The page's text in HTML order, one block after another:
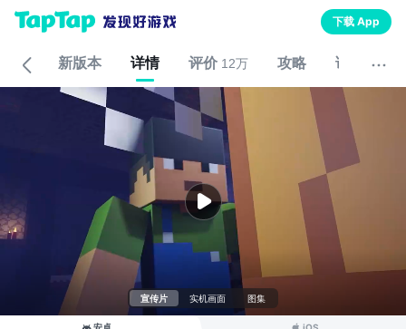
下载 App
新版本 详情 评价 12万 攻略 论坛
宣传片 实机画面 图集